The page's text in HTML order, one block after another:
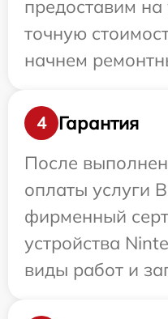
предоставим
точную
начнем
4
Гарантия
После
оплаты услуги
фирменный
устройства
виды работ и